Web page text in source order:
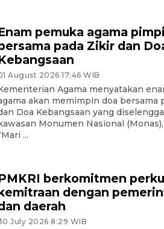
pemuka agama
pada Zikir dan
August 2026 17:46 WIB
Agama menyatakan
akan memimpin doa bersama
Doa Kebangsaan yang
Monumen Nasional
...
berkomitmen
dengan
daerah
July 2026 8:29 WIB